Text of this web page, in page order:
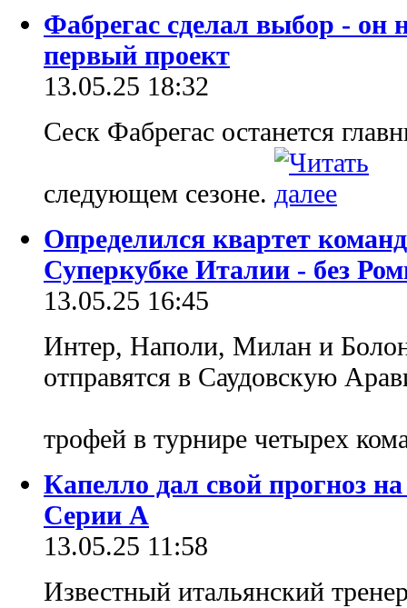
Фабрегас сделал выбор - он
первый проект
13.05.25 18:32
Сеск Фабрегас останется
следующем сезоне.
Определился квартет
Суперкубке Италии - без
13.05.25 16:45
Интер, Наполи, Милан и
отправятся в Саудовскую
трофей в турнире четырех
Капелло дал свой прогноз
Серии А
13.05.25 11:58
Известный итальянский